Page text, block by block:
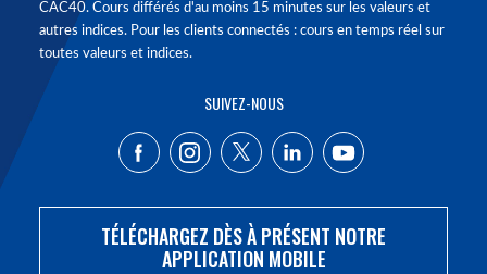
CAC40. Cours différés d'au moins 15 minutes sur les valeurs et
autres indices. Pour les clients connectés : cours en temps réel sur
toutes valeurs et indices.
SUIVEZ-NOUS
TÉLÉCHARGEZ DÈS À PRÉSENT NOTRE
APPLICATION MOBILE